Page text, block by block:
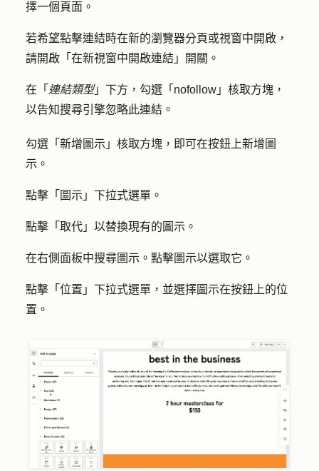
擇一個 頁面 。
若希望點擊連結時在新的瀏覽器分頁或視窗中開啟，
請開啟「 在新視窗中開啟連結 」開關。
在「 連結類型」下方，勾選「 nofollow 」核取方塊，
以告知搜尋引擎忽略此連結。
勾選「 新增圖示 」核取方塊，即可在按鈕上新增圖
示。
點擊「 圖示 」下拉式選單。
點擊「 取代 」以替換現有的圖示。
在右側面板中搜尋圖示。點擊圖示以選取它。
點擊「 位置 」下拉式選單，並選擇圖示在按鈕上的位
置 。